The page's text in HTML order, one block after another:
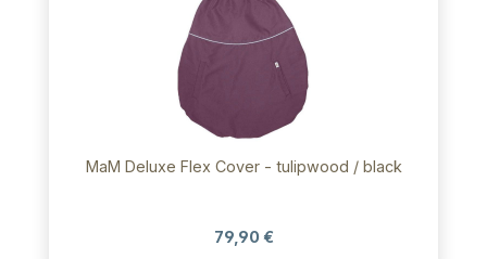
MaM Deluxe Flex Cover - tulipwood / black
79,90 €